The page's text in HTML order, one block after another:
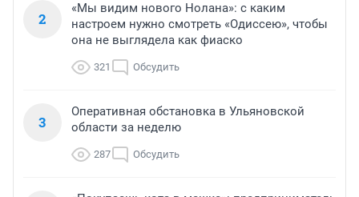
2
«Мы видим нового Нолана»: с каким
настроем нужно смотреть «Одиссею», чтобы
она не выглядела как фиаско
321 Обсудить
3
Оперативная обстановка в Ульяновской
области за неделю
287 Обсудить